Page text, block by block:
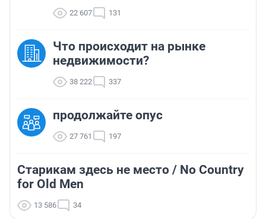
22 607 131
Что происходит на рынке
недвижимости?
38 222 337
продолжайте опус
27 761 197
Старикам здесь не место / No Country
for Old Men
13 586 34